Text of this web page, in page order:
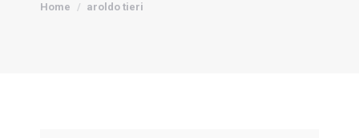
Home aroldo tieri